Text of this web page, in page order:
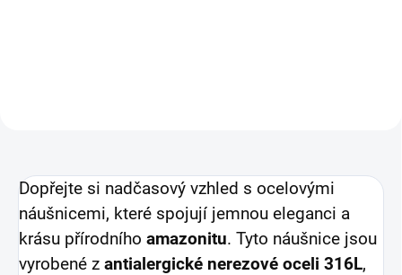
Dopřejte si nadčasový vzhled s ocelovými
náušnicemi, které spojují jemnou eleganci a
krásu přírodního amazonitu. Tyto náušnice jsou
vyrobené z antialergické nerezové oceli 316L,